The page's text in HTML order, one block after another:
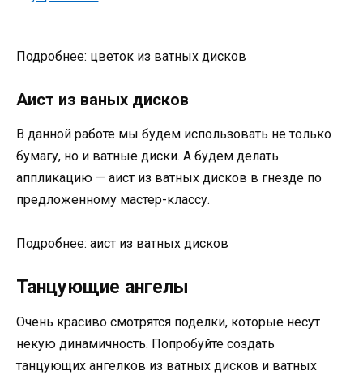
Подробнее: цветок из ватных дисков
Аист из ваных дисков
В данной работе мы будем использовать не только
бумагу, но и ватные диски. А будем делать
аппликацию — аист из ватных дисков в гнезде по
предложенному мастер-классу.
Подробнее: аист из ватных дисков
Танцующие ангелы
Очень красиво смотрятся поделки, которые несут
некую динамичность. Попробуйте создать
танцующих ангелков из ватных дисков и ватных